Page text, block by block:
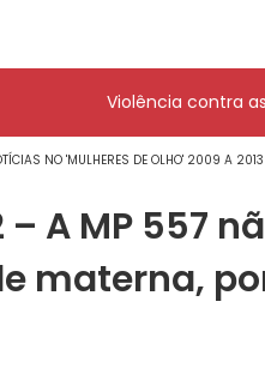
Violência contra
NO 'MULHERES DE OLHO' 2009 A 2013
A MP 557
materna,